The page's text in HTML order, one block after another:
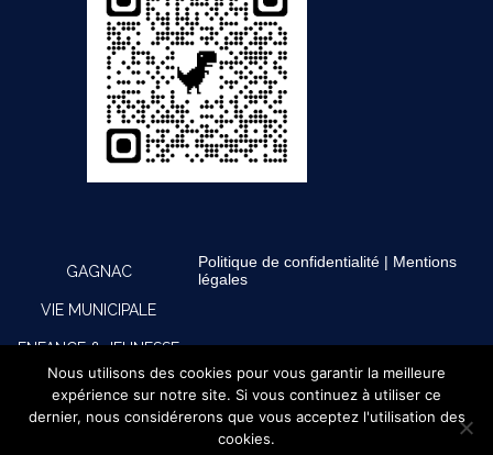
GAGNAC
VIE MUNICIPALE
ENFANCE & JEUNESSE
CULTURE, SPORTS &
LOISIRS
Politique de confidentialité| Mentions
légales
Nous utilisons des cookies pour vous garantir la meilleure
expérience sur notre site. Si vous continuez à utiliser ce
dernier, nous considérerons que vous acceptez l'utilisation des
cookies.